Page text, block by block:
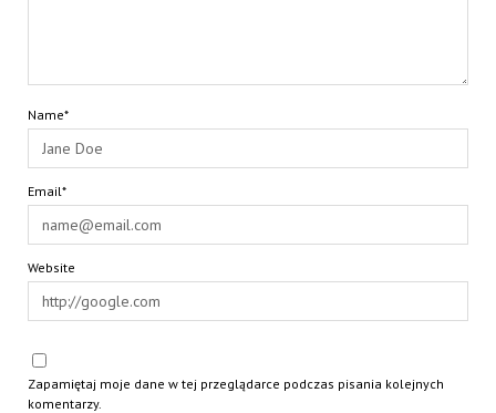
Name*
Email*
Website
Zapamiętaj moje dane w tej przeglądarce podczas pisania kolejnych
komentarzy.